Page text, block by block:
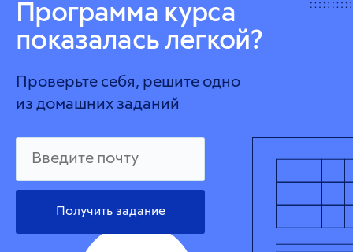
Программа курса
показалась легкой?
Проверьте себя, решите одно
из домашних заданий